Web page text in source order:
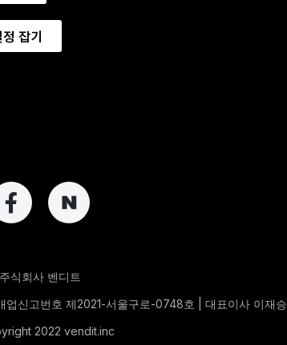
잡기
주식회사 벤디트
신고번호 제2021-서울구로-0748호 | 대표이사 이재승
2022 vendit.inc